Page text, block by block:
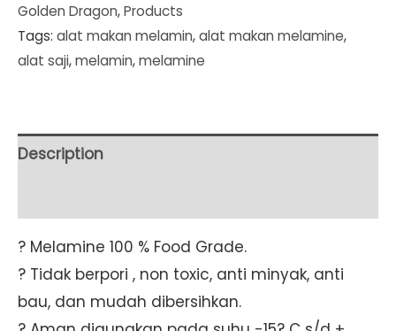
Mangkok
Kaki
Tembikar
SET
Golden Dragon,Products
Tags: alat makan melamin,alat makan melamine,
alat saji,melamin,melamine
Description
? Melamine 100 % Food Grade.
? Tidak berpori , non toxic, anti minyak, anti
bau, dan mudah dibersihkan.